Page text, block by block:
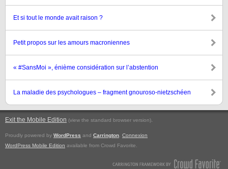
Et si tout le monde avait raison ?
Petit propos sur les amours macroniennes
« #SansMoi », énième considération sur l’abstention
La maladie des psychologues – fragment gnouroso-nietzschéen
Exit the Mobile Edition (view the standard browser version).
Proudly powered by WordPress and Carrington Connexion
WordPress Mobile Edition available from Crowd Favorite.